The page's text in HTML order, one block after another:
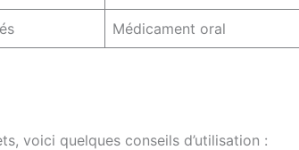
Médicament oral
voici quelques conseils d’utilisation :